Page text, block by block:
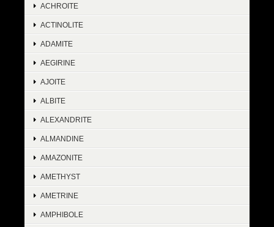
ACHROITE
ACTINOLITE
ADAMITE
AEGIRINE
AJOITE
ALBITE
ALEXANDRITE
ALMANDINE
AMAZONITE
AMETHYST
AMETRINE
AMPHIBOLE